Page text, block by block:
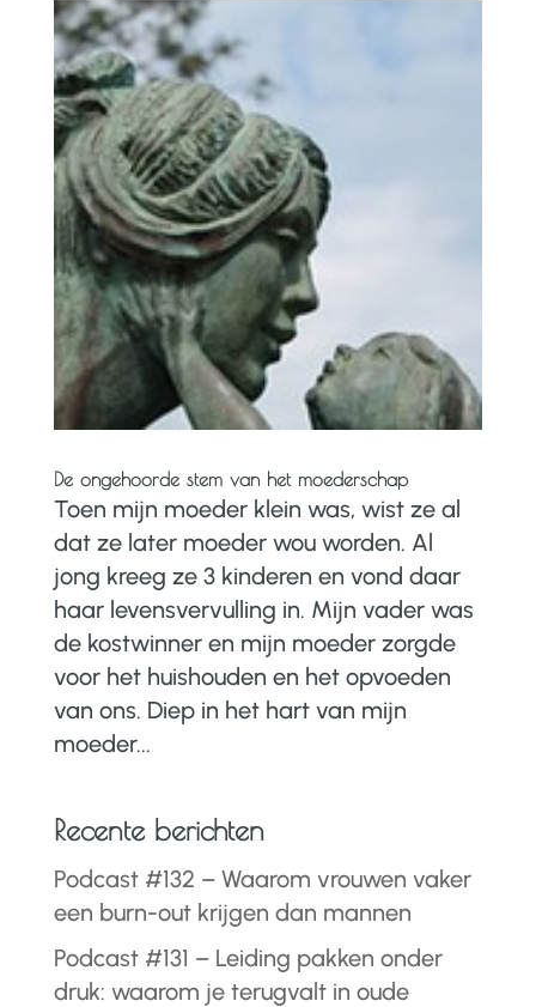
De ongehoorde stem van het moederschap
Toen mijn moeder klein was, wist ze al
dat ze later moeder wou worden. Al
jong kreeg ze 3 kinderen en vond daar
haar levensvervulling in. Mijn vader was
de kostwinner en mijn moeder zorgde
voor het huishouden en het opvoeden
van ons. Diep in het hart van mijn
moeder...
Recente berichten
Podcast #132 – Waarom vrouwen vaker
een burn-out krijgen dan mannen
Podcast #131 – Leiding pakken onder
druk: waarom je terugvalt in oude